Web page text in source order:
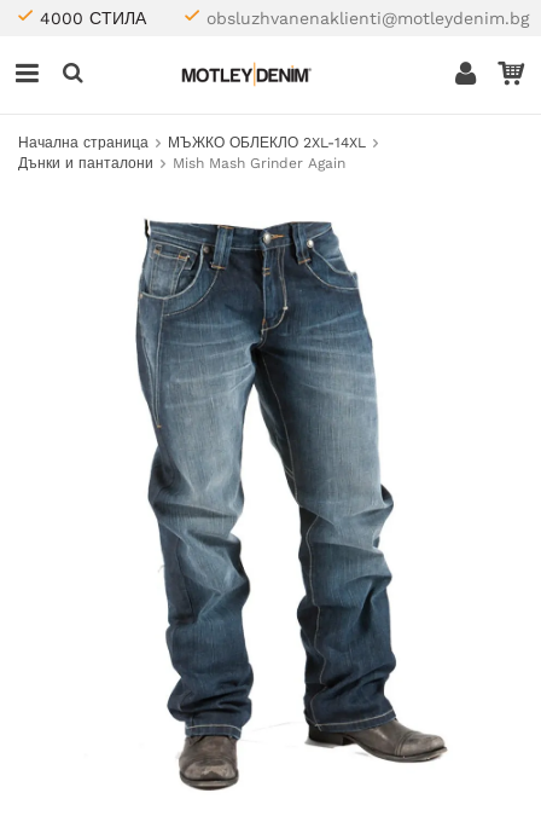
4000 СТИЛА obsluzhvanenaklienti@motleydenim.bg
Начална страница
МЪЖКО ОБЛЕКЛО 2XL-14XL
Дънки и панталони
Mish Mash Grinder Again